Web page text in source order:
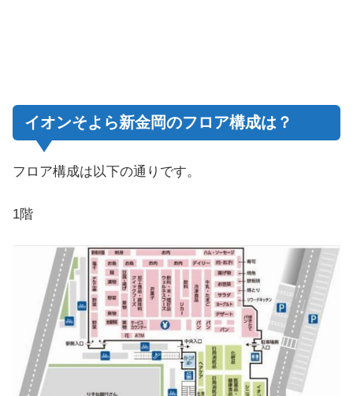
イオンそよら新金岡のフロア構成は？
フロア構成は以下の通りです。
1階